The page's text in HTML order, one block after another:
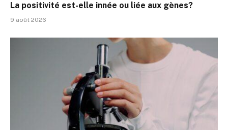
La positivité est-elle innée ou liée aux gènes?
9 août 2026